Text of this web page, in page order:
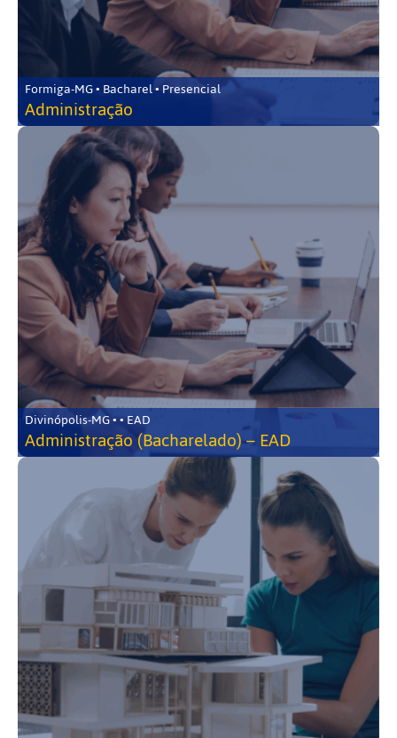
Formiga-MG • Bacharel • Presencial
Administração
Divinópolis-MG • • EAD
Administração (Bacharelado) – EAD